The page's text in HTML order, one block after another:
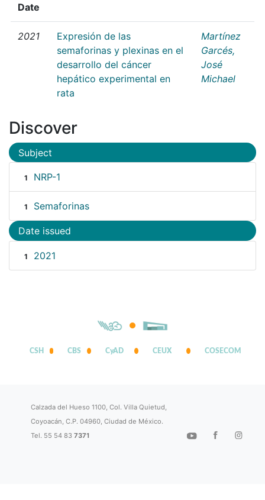
Date
2021
Expresión de las
semaforinas y plexinas en el
desarrollo del cáncer
hepático experimental en
rata
Martínez
Garcés,
José
Michael
Discover
Subject
1 NRP-1
1 Semaforinas
Date issued
1 2021
CSH CBS CyAD CEUX COSECOM
Calzada del Hueso 1100, Col. Villa Quietud,
Coyoacán, C.P. 04960, Ciudad de México.
Tel. 55 54 837371